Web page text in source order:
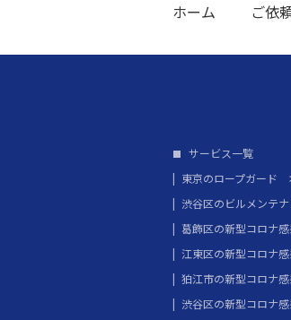
ホーム ご依
サービス一覧
東京のロープガード
渋谷区のビルメンテナ
葛飾区の新型コロナ
江東区の新型コロナ
狛江市の新型コロナ
渋谷区の新型コロナ